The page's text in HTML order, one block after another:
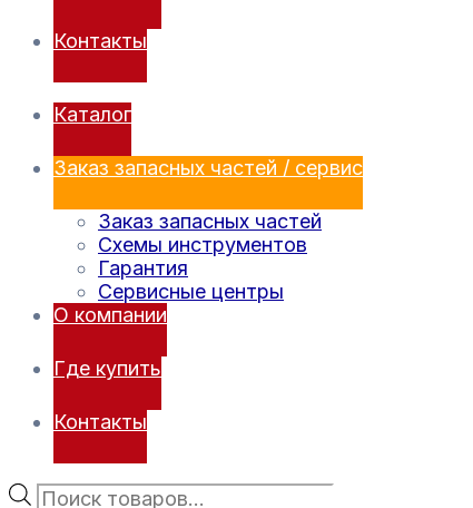
Контакты
Каталог
Заказ запасных частей / сервис
Заказ запасных частей
Схемы инструментов
Гарантия
Сервисные центры
О компании
Где купить
Контакты